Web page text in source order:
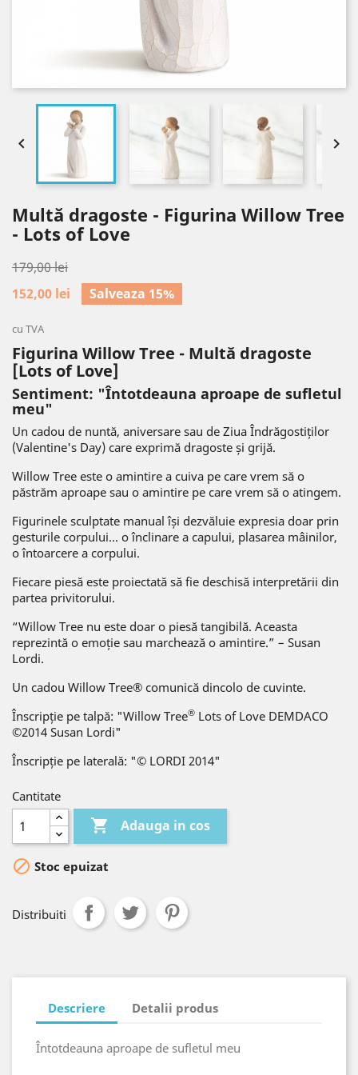
 
Multă dragoste - Figurina Willow Tree
- Lots of Love
179,00 lei
152,00 lei
Salveaza 15%
cu TVA
Figurina Willow Tree - Multă dragoste
[Lots of Love]
Sentiment: "Întotdeauna aproape de sufletul
meu"
Un cadou de nuntă, aniversare sau de Ziua Îndrăgostiților
(Valentine's Day) care exprimă dragoste și grijă.
Willow Tree este o amintire a cuiva pe care vrem să o
păstrăm aproape sau o amintire pe care vrem să o atingem.
Figurinele sculptate manual își dezvăluie expresia doar prin
gesturile corpului... o înclinare a capului, plasarea mâinilor,
o întoarcere a corpului.
Fiecare piesă este proiectată să fie deschisă interpretării din
partea privitorului.
“Willow Tree nu este doar o piesă tangibilă. Aceasta
reprezintă o emoție sau marchează o amintire.” – Susan
Lordi.
Un cadou Willow Tree® comunică dincolo de cuvinte.
Înscripție pe talpă: "Willow Tree® Lots of Love DEMDACO
©2014 Susan Lordi"
Înscripție pe laterală: "© LORDI 2014"
Cantitate
 Adauga in cos
 Stoc epuizat
Distribuiti
Descriere Detalii produs
Întotdeauna aproape de sufletul meu